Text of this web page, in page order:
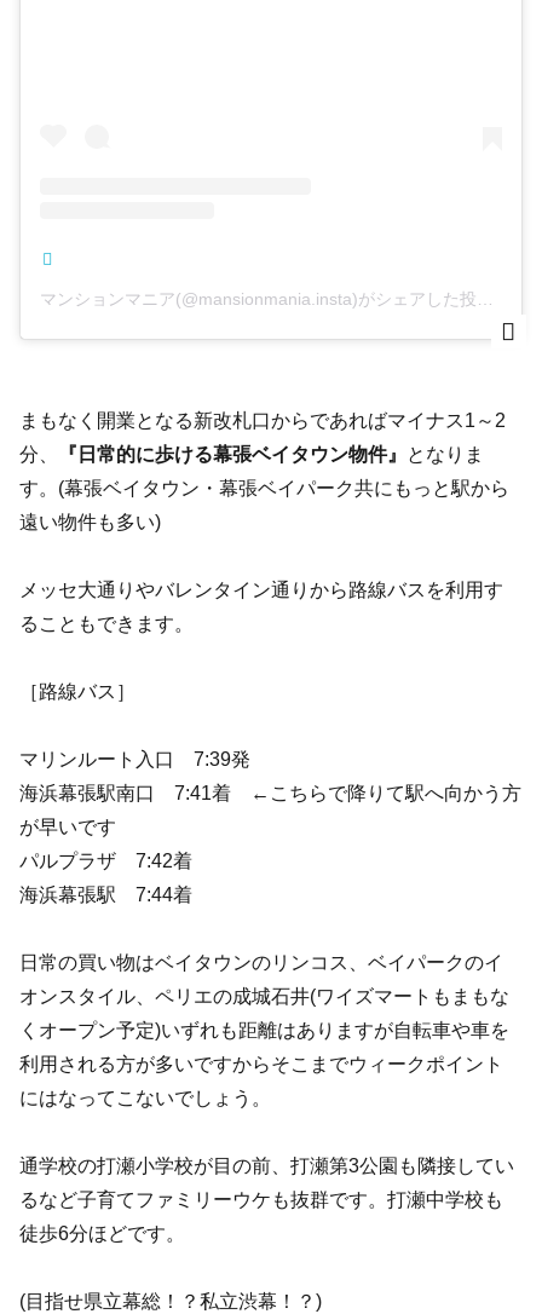
マンションマニア(@mansionmania.insta)がシェアした投稿
まもなく開業となる新改札口からであればマイナス1～2
分、
『日常的に歩ける幕張ベイタウン物件』 となりま
す。(幕張ベイタウン・幕張ベイパーク共にもっと駅から
遠い物件も多い)
メッセ大通りやバレンタイン通りから路線バスを利用す
ることもできます。
［路線バス］
マリンルート入口 7:39発
海浜幕張駅南口 7:41着 ←こちらで降りて駅へ向かう方
が早いです
パルプラザ 7:42着
海浜幕張駅 7:44着
日常の買い物はベイタウンのリンコス、ベイパークのイ
オンスタイル、ペリエの成城石井(ワイズマートもまもな
くオープン予定)いずれも距離はありますが自転車や車を
利用される方が多いですからそこまでウィークポイント
にはなってこないでしょう。
通学校の打瀬小学校が目の前、打瀬第3公園も隣接してい
るなど子育てファミリーウケも抜群です。打瀬中学校も
徒歩6分ほどです。
(目指せ県立幕総！？私立渋幕！？)